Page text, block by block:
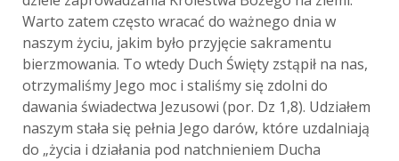
Warto zatem często wracać do ważnego dnia w
naszym życiu, jakim było przyjęcie sakramentu
bierzmowania. To wtedy Duch Święty zstąpił na nas,
otrzymaliśmy Jego moc i staliśmy się zdolni do
dawania świadectwa Jezusowi (por. Dz 1,8). Udziałem
naszym stała się pełnia Jego darów, które uzdalniają
do „życia i działania pod natchnieniem Ducha